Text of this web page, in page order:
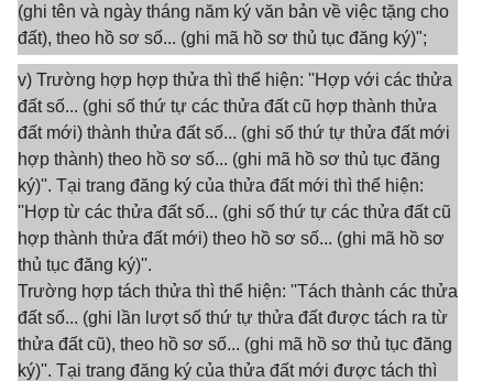
(ghi tên và ngày tháng năm ký văn bản về việc tặng cho
đất), theo hồ sơ số... (ghi mã hồ sơ thủ tục đăng ký)";
v) Trường hợp hợp thửa thì thể hiện: ''Hợp với các thửa
đất số... (ghi số thứ tự các thửa đất cũ hợp thành thửa
đất mới) thành thửa đất số... (ghi số thứ tự thửa đất mới
hợp thành) theo hồ sơ số... (ghi mã hồ sơ thủ tục đăng
ký)''. Tại trang đăng ký của thửa đất mới thì thể hiện:
''Hợp từ các thửa đất số... (ghi số thứ tự các thửa đất cũ
hợp thành thửa đất mới) theo hồ sơ số... (ghi mã hồ sơ
thủ tục đăng ký)''.
Trường hợp tách thửa thì thể hiện: ''Tách thành các thửa
đất số... (ghi lần lượt số thứ tự thửa đất được tách ra từ
thửa đất cũ), theo hồ sơ số... (ghi mã hồ sơ thủ tục đăng
ký)''. Tại trang đăng ký của thửa đất mới được tách thì